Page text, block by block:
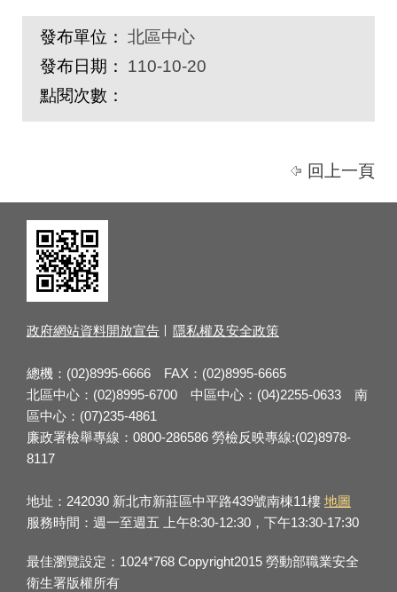
發布單位： 北區中心
發布日期：
110-10-20
點閱次數：
回上一頁
政府網站資料開放宣告 隱私權及安全政策
總機：(02)8995-6666 FAX：(02)8995-6665
北區中心：(02)8995-6700 中區中心：(04)2255-0633 南
區中心：(07)235-4861
廉政署檢舉專線：0800-286586 勞檢反映專線:(02)8978-
8117
地址：242030 新北市新莊區中平路439號南棟11樓 地圖
服務時間：週一至週五 上午8:30-12:30，下午13:30-17:30
最佳瀏覽設定：1024*768 Copyright2015 勞動部職業安全
衛生署版權所有